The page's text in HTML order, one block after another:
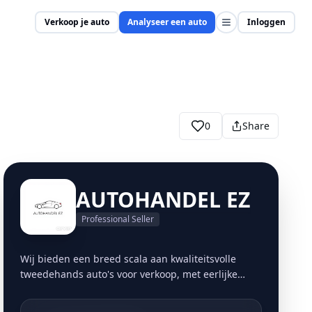
Verkoop je auto Analyseer een auto Inloggen
0 Share
AUTOHANDEL EZ
Professional Seller
Wij bieden een breed scala aan kwaliteitsvolle
tweedehands auto's voor verkoop, met eerlijke
een moeiteloze en handige manier om uw auto te